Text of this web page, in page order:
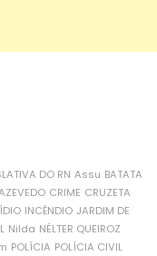
DO RN Assu BATATA
CRIME CRUZETA
INCÊNDIO JARDIM DE
Nilda NÉLTER QUEIROZ
POLÍCIA POLÍCIA CIVIL